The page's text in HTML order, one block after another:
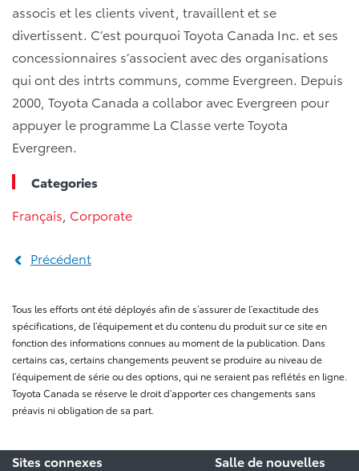
associs et les clients vivent, travaillent et se
divertissent. C’est pourquoi Toyota Canada Inc. et ses
concessionnaires s’associent avec des organisations
qui ont des intrts communs, comme Evergreen. Depuis
2000, Toyota Canada a collabor avec Evergreen pour
appuyer le programme La Classe verte Toyota
Evergreen.
Categories
Français Corporate
Précédent
Tous les efforts ont été déployés afin de s’assurer de l’exactitude des
spécifications, de l’équipement et du contenu du produit sur ce site en
fonction des informations connues au moment de la publication. Dans
certains cas, certains changements peuvent se produire au niveau de
l’équipement de série ou des options, qui ne seraient pas reflétés en ligne.
Toyota Canada se réserve le droit d’apporter ces changements sans
préavis ni obligation de sa part.
Sites connexes Salle de nouvelles